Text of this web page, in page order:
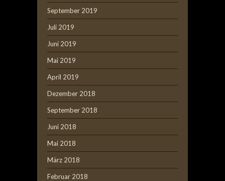
September 2019
Juli 2019
Juni 2019
Mai 2019
April 2019
Dezember 2018
September 2018
Juni 2018
Mai 2018
März 2018
Februar 2018